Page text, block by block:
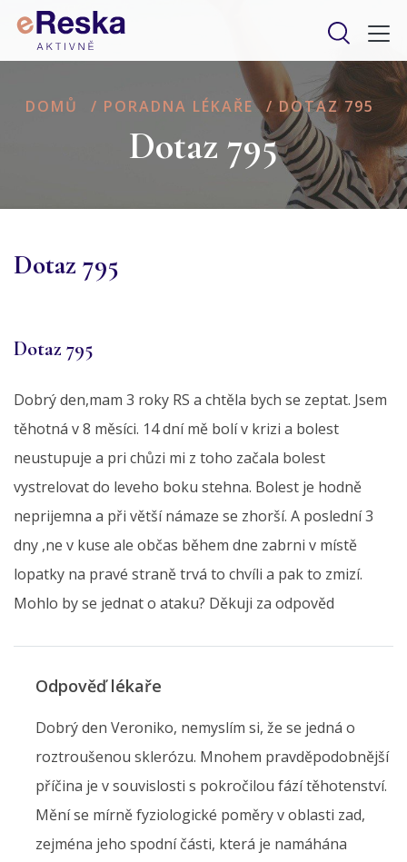
DOMŮ / PORADNA LÉKAŘE / DOTAZ 795
Dotaz 795
Dotaz 795
Dotaz 795
Dobrý den,mam 3 roky RS a chtěla bych se zeptat. Jsem
těhotná v 8 měsíci. 14 dní mě bolí v krizi a bolest
neustupuje a pri chůzi mi z toho začala bolest
vystrelovat do leveho boku stehna. Bolest je hodně
neprijemna a při větší námaze se zhorší. A poslední 3
dny ,ne v kuse ale občas během dne zabrni v místě
lopatky na pravé straně trvá to chvíli a pak to zmizí.
Mohlo by se jednat o ataku? Děkuji za odpověd
Odpověď lékaře
Dobrý den Veroniko, nemyslím si, že se jedná o
roztroušenou sklerózu. Mnohem pravděpodobnější
příčina je v souvislosti s pokročilou fází těhotenství.
Mění se mírně fyziologické poměry v oblasti zad,
zejména jeho spodní části, která je namáhána